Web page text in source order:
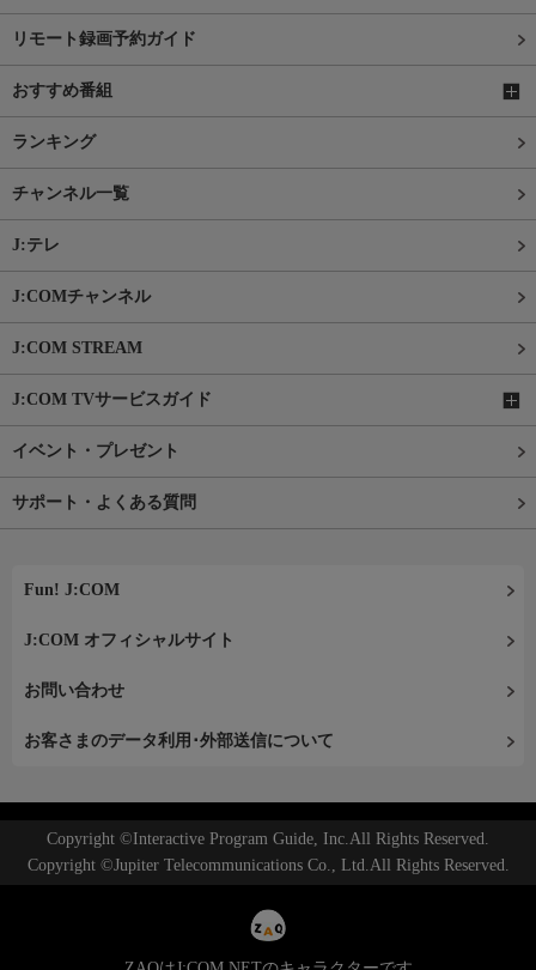
リモート録画予約ガイド
おすすめ番組
ランキング
チャンネル一覧
J:テレ
J:COMチャンネル
J:COM STREAM
J:COM TVサービスガイド
イベント・プレゼント
サポート・よくある質問
Fun! J:COM
J:COM オフィシャルサイト
お問い合わせ
お客さまのデータ利用･外部送信について
Copyright ©Interactive Program Guide, Inc.All Rights Reserved.
Copyright ©Jupiter Telecommunications Co., Ltd.All Rights Reserved.